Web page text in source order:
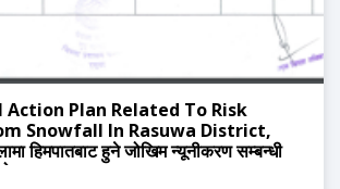
Plan Related To Risk
Snowfall In Rasuwa District,
हिमपातबाट हुने जोखिम न्यूनीकरण सम्बन्धी
२०८०)